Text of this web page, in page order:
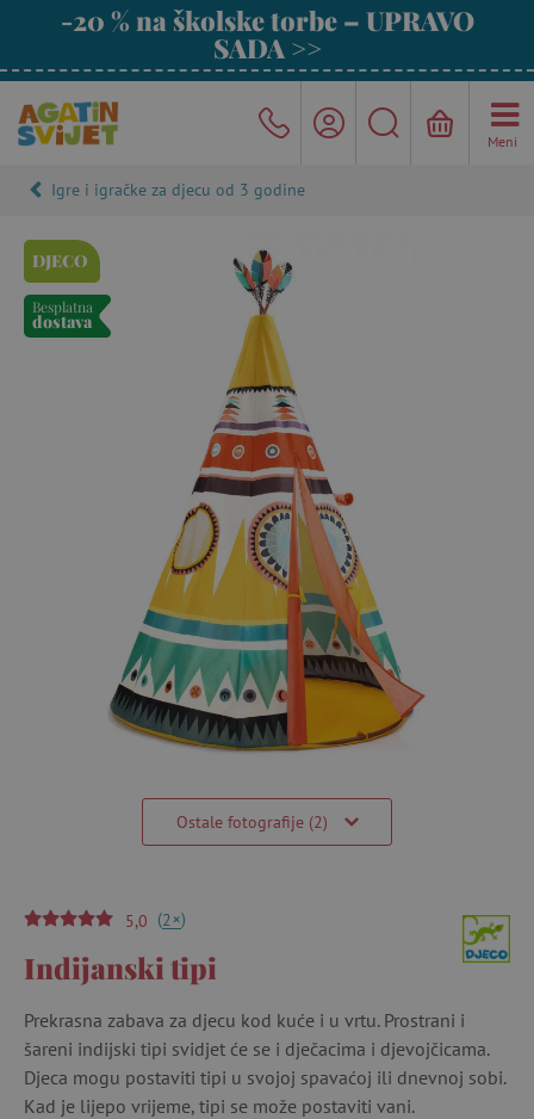
-20 % na školske torbe – UPRAVO
SADA >>
Meni
Igre i igračke za djecu od 3 godine
DJECO
Besplatna
dostava
Ostale fotografije (2)
5,0 (2+)
Indijanski tipi
Prekrasna zabava za djecu kod kuće i u vrtu. Prostrani i
šareni indijski tipi svidjet će se i dječacima i djevojčicama.
Djeca mogu postaviti tipi u svojoj spavaćoj ili dnevnoj sobi.
Kad je lijepo vrijeme, tipi se može postaviti vani.